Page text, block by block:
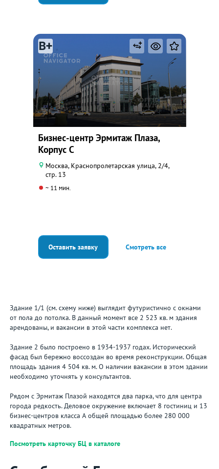
B+
Бизнес-центр Эрмитаж Плаза,
Корпус С
Москва, Краснопролетарская улица, 2/4,
стр. 13
~ 11 мин.
Оставить заявку Смотреть все
Здание 1/1 (см. схему ниже) выглядит футуристично с окнами
от пола до потолка. В данный момент все 2 523 кв. м здания
арендованы, и вакансии в этой части комплекса нет.
Здание 2 было построено в 1934-1937 годах. Исторический
фасад был бережно воссоздан во время реконструкции. Общая
площадь здания 4 504 кв. м. О наличии вакансии в этом здании
необходимо уточнять у консультантов.
Рядом с Эрмитаж Плазой находятся два парка, что для центра
города редкость. Деловое окружение включает 8 гостиниц и 13
бизнес-центров класса А общей площадью более 280 000
квадратных метров.
Посмотреть карточку БЦ в каталоге